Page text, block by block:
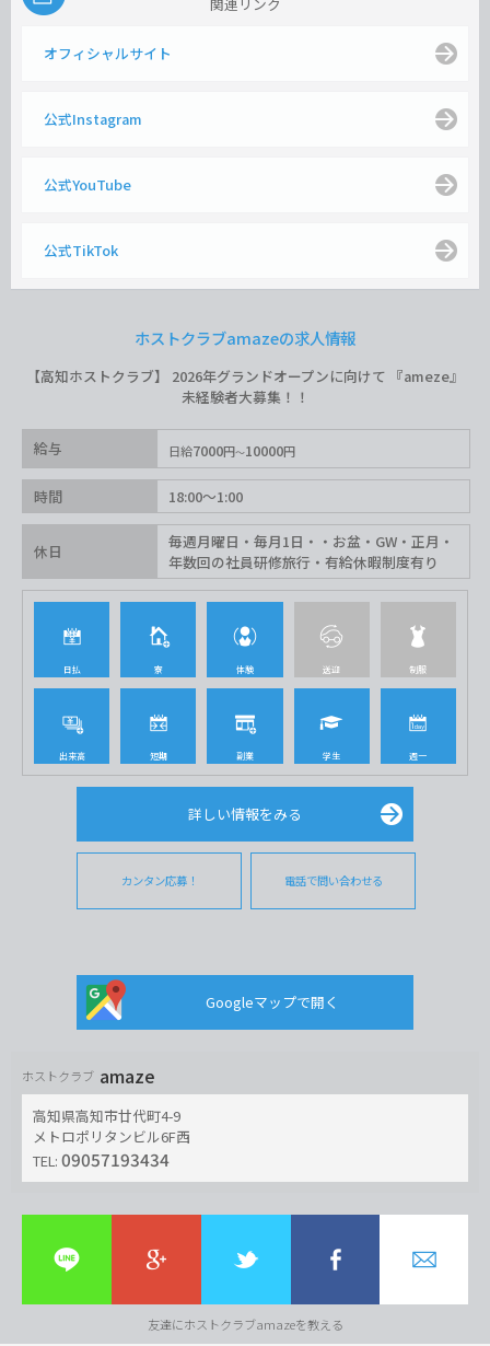
オフィシャルサイト
公式Instagram
公式YouTube
公式TikTok
ホストクラブamazeの求人情報
【高知ホストクラブ】 2026年グランドオープンに向けて 『ameze』
未経験者大募集！！
給与 日給7000円 10000円
時間 18:00〜1:00
休日
毎週月曜日・毎月1日・・お盆・GW・正月・
年数回の社員研修旅行・有給休暇制度有り
日払 寮 体験 送迎 制服
出来高 短期 副業 学生 週一
詳しい情報をみる
カンタン応募！ 電話で問い合わせる
Googleマップで開く
ホストクラブ amaze
高知県高知市廿代町4-9
メトロポリタンビル6F西
TEL: 09057193434
友達にホストクラブamazeを教える